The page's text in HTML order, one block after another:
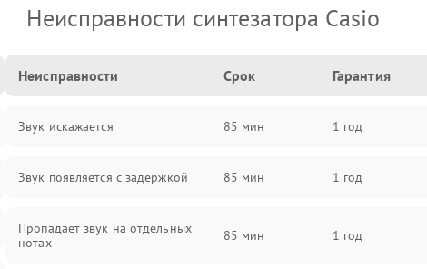
Неисправности синтезатора Casio
Неисправности Срок Гарантия
Звук искажается 85 мин 1 год
Звук появляется с задержкой 85 мин 1 год
Пропадает звук на отдельных
нотах
85 мин 1 год